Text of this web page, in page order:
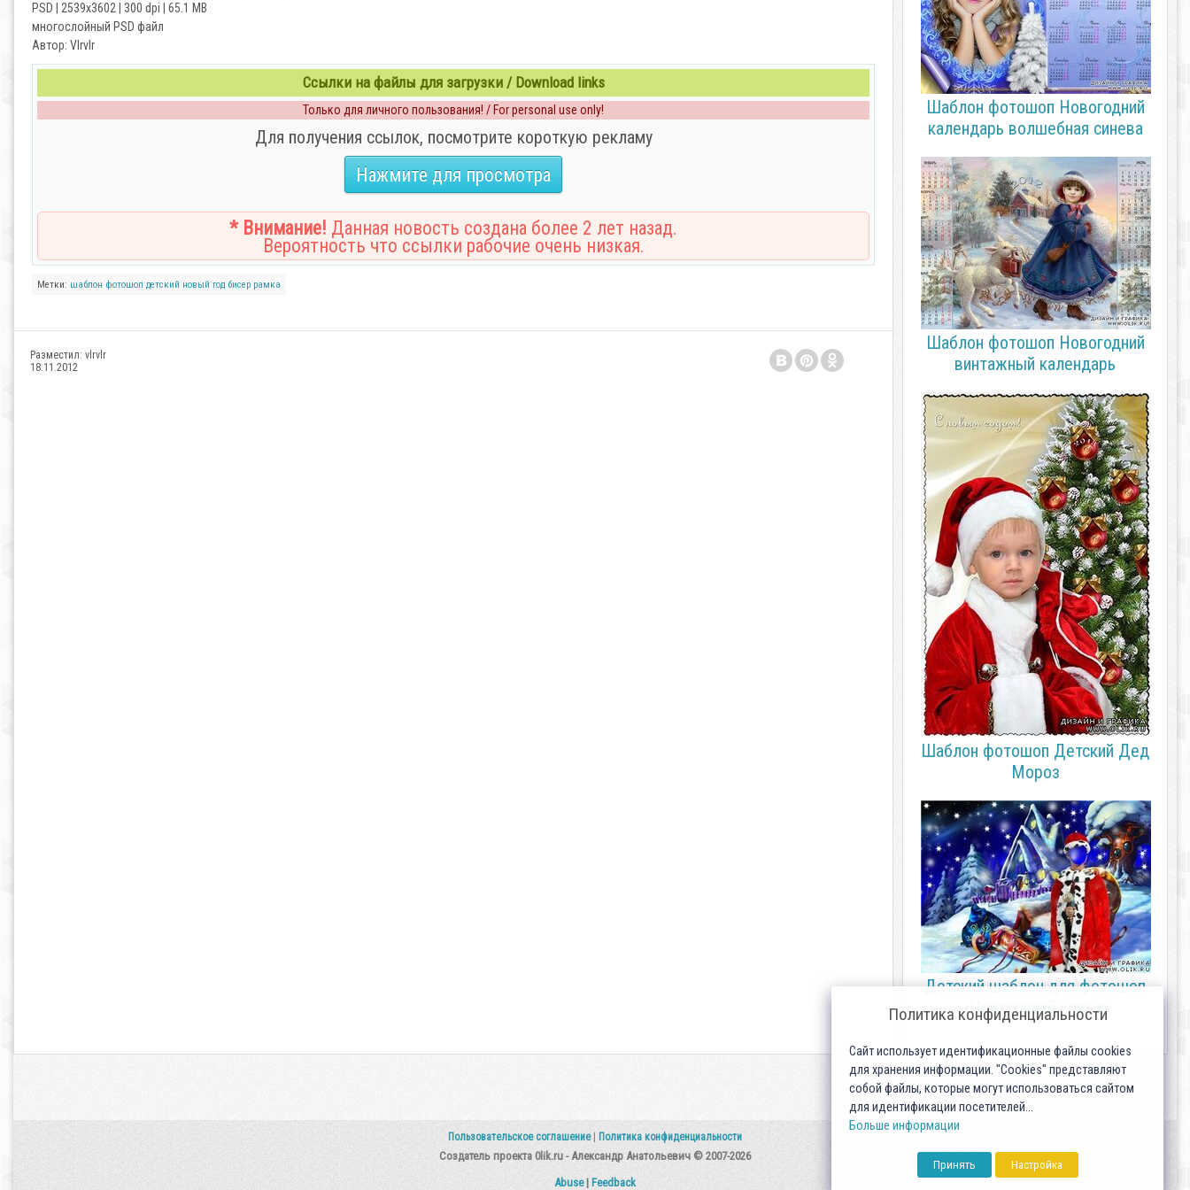
PSD | 2539x3602 | 300 dpi | 65.1 MB
многослойный PSD файл
Автор: Vlrvlr
Ссылки на файлы для загрузки / Download links
Только для личного пользования! / For personal use only!
Для получения ссылок, посмотрите короткую рекламу
Нажмите для просмотра
* Внимание! Данная новость создана более 2 лет назад.
Вероятность что ссылки рабочие очень низкая.
Метки: шаблон фотошоп детский новый год бисер рамка
Разместил: vlrvlr
18.11.2012
Шаблон фотошоп Новогодний
календарь волшебная синева
Шаблон фотошоп Новогодний
винтажный календарь
Шаблон фотошоп Детский Дед
Мороз
Детский шаблон для фотошоп
- Новогодний король
Пользовательское соглашение Политика конфиденциальности
Создатель проекта 0lik.ru - Александр Анатольевич © 2007-2026
Abuse| Feedback
Политика конфиденциальности
Сайт использует идентификационные файлы cookies
для хранения информации. "Cookies" представляют
собой файлы, которые могут использоваться сайтом
для идентификации посетителей...
Больше информации
Принять Настройка